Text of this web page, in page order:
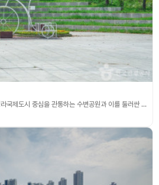
청라커낼웨이는 인천광역시 서구 청라국제도시 중심을 관통하는 수변공원과 이를 둘러싼 상업지구를 의미한다. 인천시설공단에서 명명한 공식 명칭은 ‘문화공원’이지만, 많은 사람들이 수로와 함께 걷는 길이라는 의미로 ‘커낼웨이(Canal Way)’라고 부른다. 커낼웨이는 좁은 의미로는 청라국제도시 1, 2, 3동에 각각 조성된 세 개의 공원 집합을 뜻하며, 넓은 의미로는 도시 중앙을 따라 층별로 구성된 야외 공간 전체를 포함한다. 초기 입주 시기에 조성된 가장